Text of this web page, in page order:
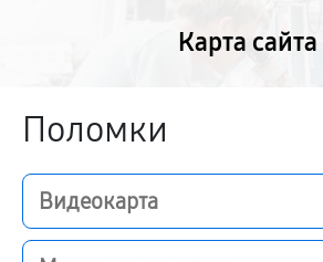
Карта сайта
Поломки
Видеокарта